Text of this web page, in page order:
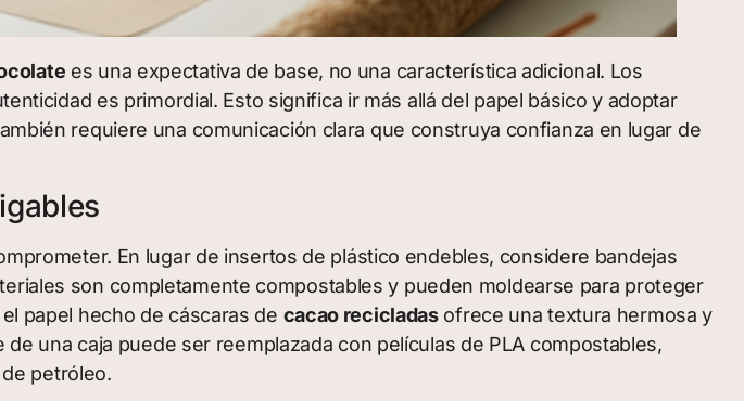
es una expectativa de base, no una característica adicional. Los
es primordial. Esto significa ir más allá del papel básico y adoptar
requiere una comunicación clara que construya confianza en lugar de
En lugar de insertos de plástico endebles, considere bandejas
son completamente compostables y pueden moldearse para proteger
papel hecho de cáscaras de cacao recicladasofrece una textura hermosa y
una caja puede ser reemplazada con películas de PLA compostables,
petróleo.